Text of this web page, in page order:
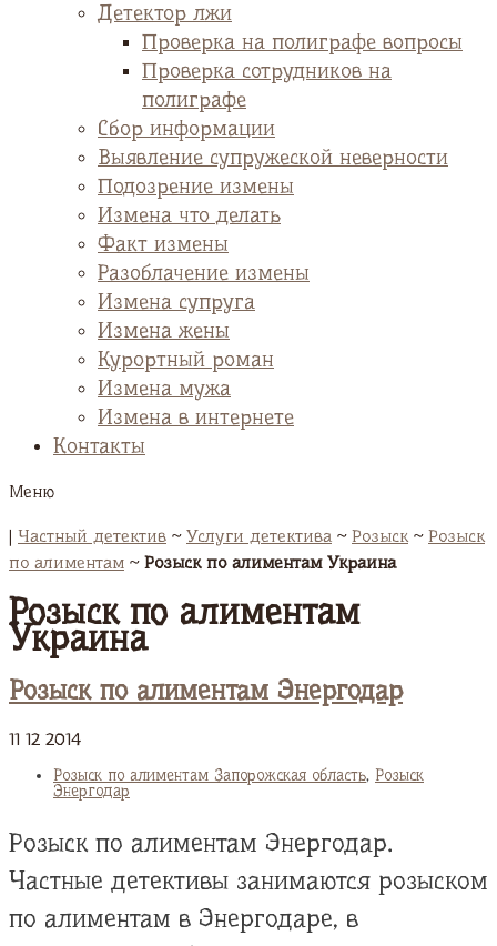
Детектор лжи
Проверка на полиграфе вопросы
Проверка сотрудников на
полиграфе
Сбор информации
Выявление супружеской неверности
Подозрение измены
Измена что делать
Факт измены
Разоблачение измены
Измена супруга
Измена жены
Курортный роман
Измена мужа
Измена в интернете
Контакты
Меню
| Частный детектив ~ Услуги детектива ~ Розыск~ Розыск
по алиментам ~ Розыск по алиментам Украина
Розыск по алиментам
Украина
Розыск по алиментам Энергодар
11 12 2014
Розыск по алиментам Запорожская область, Розыск
Энергодар
Розыск по алиментам Энергодар.
Частные детективы занимаются розыском
по алиментам в Энергодаре, в